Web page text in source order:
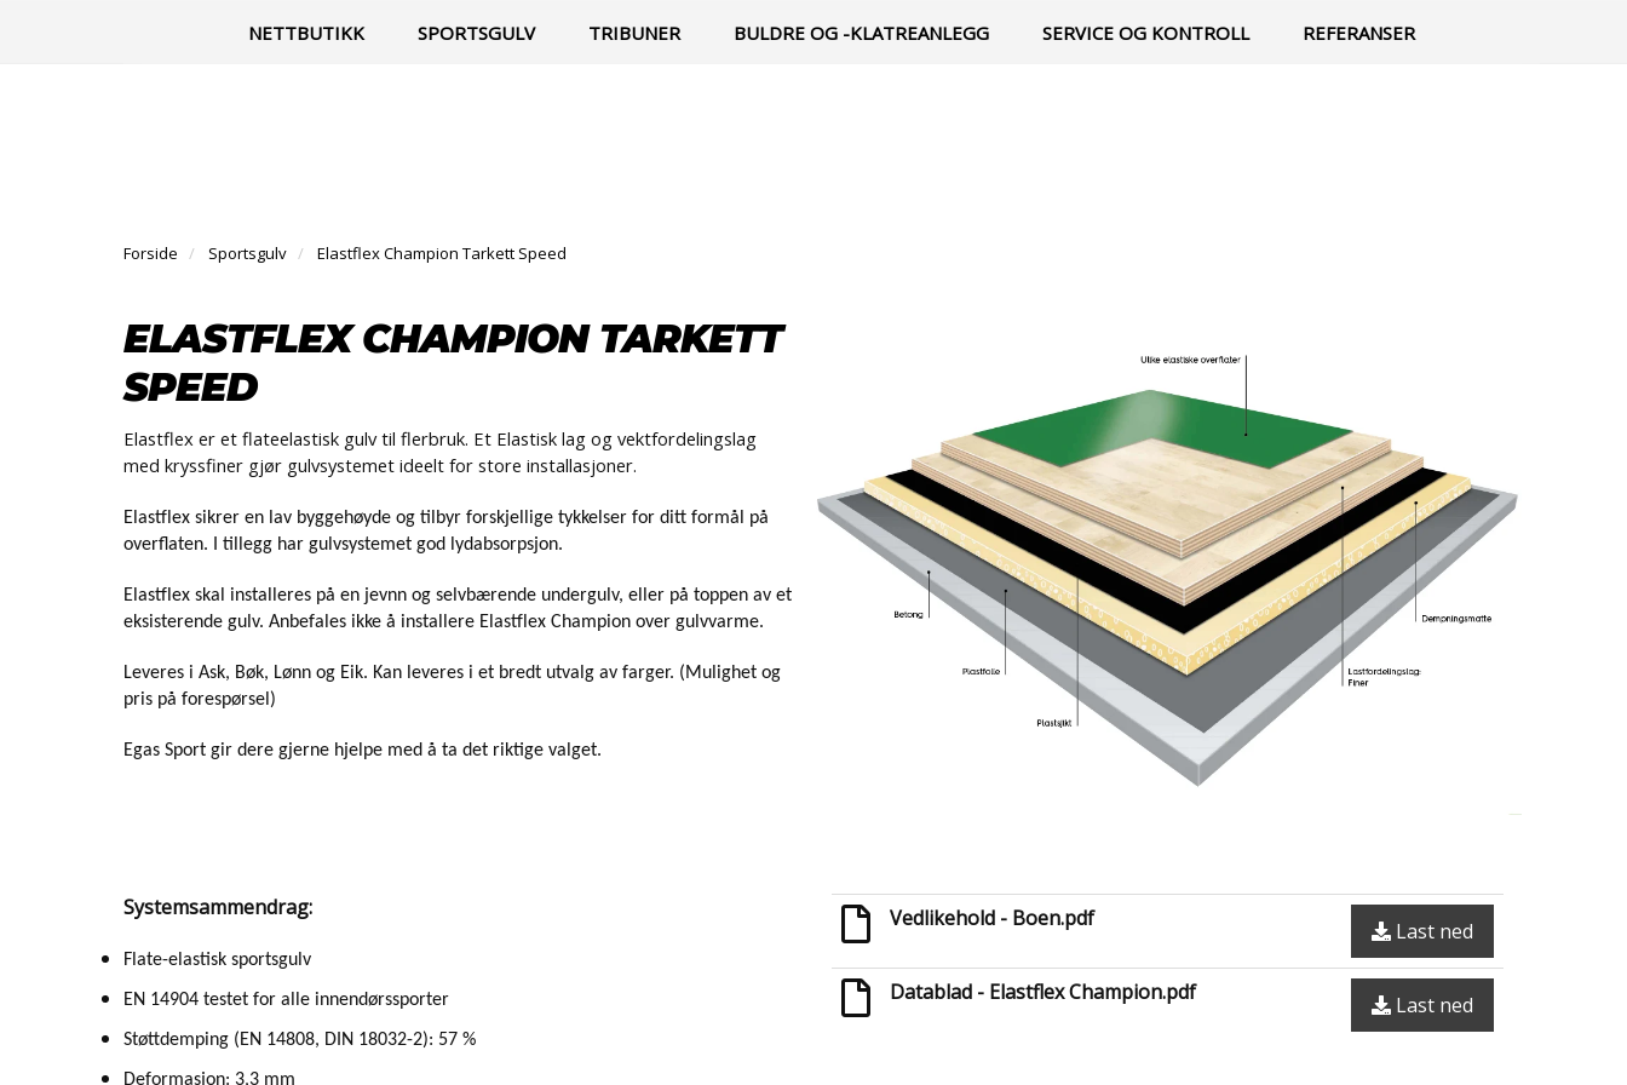
Til vår facebook-side| Kontakt Min side Infosenter Favoritter
NETTBUTIKK SPORTSGULV TRIBUNER BULDRE OG -KLATREANLEGG SERVICE OG KONTROLL REFERANSER
Forside Sportsgulv Elastflex Champion Tarkett Speed
ELASTFLEX CHAMPION TARKETT
SPEED
Elastflex er et flateelastisk gulv til flerbruk. Et Elastisk lag og vektfordelingslag
med kryssfiner gjør gulvsystemet ideelt for store installasjoner.
Elastflex sikrer en lav byggehøyde og tilbyr forskjellige tykkelser for ditt formål på
overflaten. I tillegg har gulvsystemet god lydabsorpsjon.
Elastflex skal installeres på en jevnn og selvbærende undergulv, eller på toppen av et
eksisterende gulv. Anbefales ikke å installere Elastflex Champion over gulvvarme.
Leveres i Ask, Bøk, Lønn og Eik. Kan leveres i et bredt utvalg av farger. (Mulighet og
pris på forespørsel)
Egas Sport gir dere gjerne hjelpe med å ta det riktige valget.
Systemsammendrag:
Flate-elastisk sportsgulv
EN 14904 testet for alle innendørssporter
Støttdemping (EN 14808, DIN 18032-2): 57 %
Deformasjon: 3,3 mm
Vedlikehold - Boen.pdf Last ned
Datablad - Elastflex Champion.pdf Last ned